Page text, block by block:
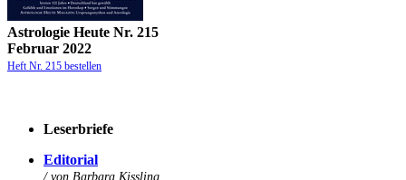
Astrologie Heute Nr. 215
Februar 2022
Heft Nr. 215 bestellen
Leserbriefe
Editorial
/ von Barbara Kissling